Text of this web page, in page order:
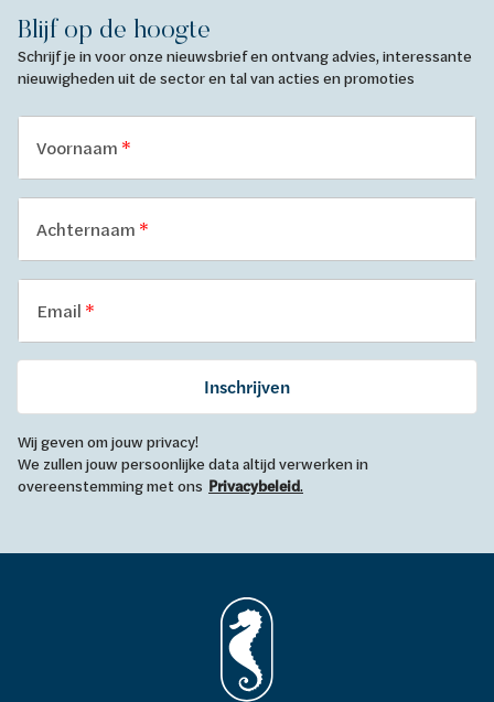
Blijf op de hoogte
Schrijf je in voor onze nieuwsbrief en ontvang advies, interessante
nieuwigheden uit de sector en tal van acties en promoties
Voornaam
Achternaam
Email
Inschrijven
Wij geven om jouw privacy!
We zullen jouw persoonlijke data altijd verwerken in
overeenstemming met ons Privacybeleid.